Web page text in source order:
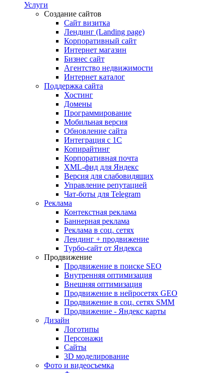
Услуги
Создание сайтов
Сайт визитка
Лендинг (Landing page)
Корпоративный сайт
Интернет магазин
Бизнес сайт
Агентство недвижимости
Интернет каталог
Поддержка сайта
Хостинг
Домены
Программирование
Мобильная версия
Обновление сайта
Интеграция с 1С
Копирайтинг
Корпоративная почта
XML-фид для Яндекс
Версия для слабовидящих
Управление репутацией
Чат-боты для Telegram
Реклама
Контекстная реклама
Баннерная реклама
Реклама в соц. сетях
Лендинг + продвижение
Турбо-сайт от Яндекса
Продвижение
Продвижение в поиске SEO
Внутренняя оптимизация
Внешняя оптимизация
Продвижение в нейросетях GEO
Продвижение в соц. сетях SMM
Продвижение - Яндекс карты
Дизайн
Логотипы
Персонажи
Сайты
3D моделирование
Фото и видеосъемка